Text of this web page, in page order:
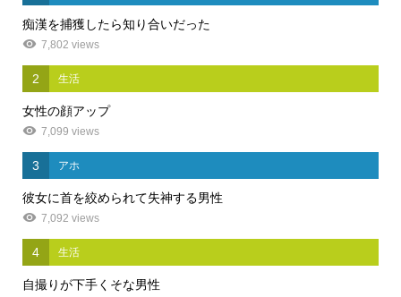
痴漢を捕獲したら知り合いだった
7,802 views
2 生活
女性の顔アップ
7,099 views
3 アホ
彼女に首を絞められて失神する男性
7,092 views
4 生活
自撮りが下手くそな男性